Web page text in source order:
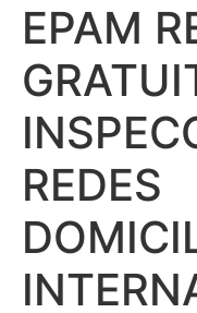
EPAM
REDES